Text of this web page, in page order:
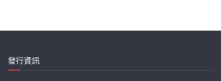
發行資訊